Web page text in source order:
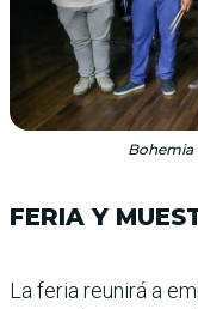
Bohemia
FERIA Y
La feria reunirá a